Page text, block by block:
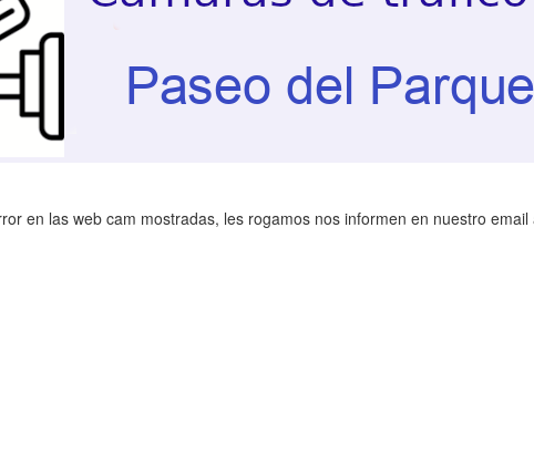
en las web cam mostradas, les rogamos nos informen en nuestro email